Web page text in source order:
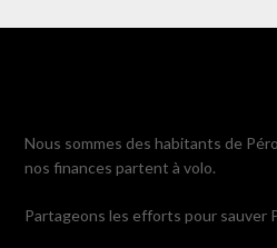
Nous sommes des habitants de
nos finances partent à volo.
Partageons les efforts pour sauver